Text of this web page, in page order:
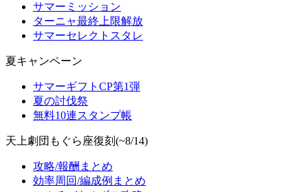
サマーミッション
ターニャ最終上限解放
サマーセレクトスタレ
夏キャンペーン
サマーギフトCP第1弾
夏の討伐祭
無料10連スタンプ帳
天上劇団もぐら座復刻(~8/14)
攻略/報酬まとめ
効率周回/編成例まとめ